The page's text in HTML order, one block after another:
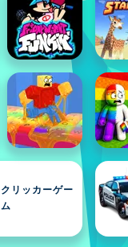
クリッカーゲー
ム